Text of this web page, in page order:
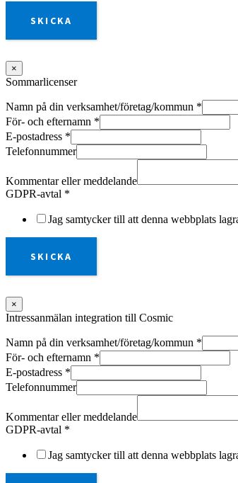
SKICKA
×
Sommarlicenser
Namn på din verksamhet/företag/kommun *
För- och efternamn *
E-postadress *
Telefonnummer
Kommentar eller meddelande
GDPR-avtal *
Jag samtycker till att denna webbplats
SKICKA
×
Intressanmälan integration till Cosmic
Namn på din verksamhet/företag/kommun *
För- och efternamn *
E-postadress *
Telefonnummer
Kommentar eller meddelande
GDPR-avtal *
Jag samtycker till att denna webbplats